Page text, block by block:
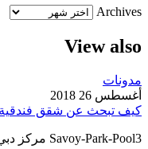
Archives
View also
مدونات
أغسطس 26 2018
كيف تبحث عن شقق فندقية
Savoy-Park-Pool3 مركز دبي التجاري العالمي بعض من أكثر التجمعات إثارة في العالم. سواء كان ذلك لقاء بين اثنين من المستثمرين،…